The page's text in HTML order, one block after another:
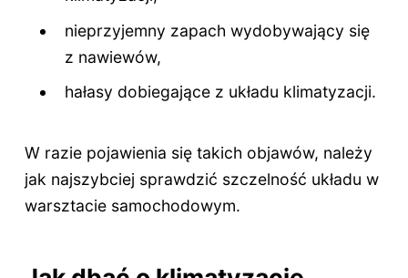
nieprzyjemny zapach wydobywający się
z nawiewów,
hałasy dobiegające z układu klimatyzacji.
W razie pojawienia się takich objawów, należy
jak najszybciej sprawdzić szczelność układu w
warsztacie samochodowym.